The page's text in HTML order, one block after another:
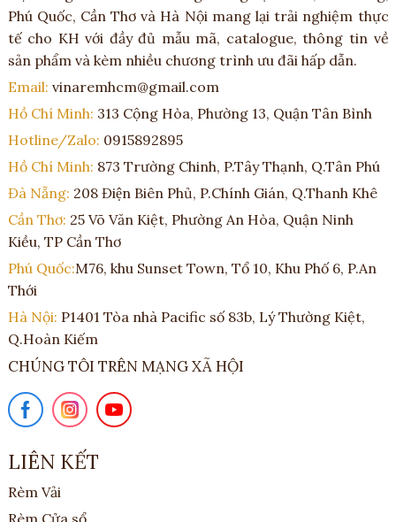
Phú Quốc, Cần Thơ và Hà Nội mang lại trải nghiệm thực
tế cho KH với đầy đủ mẫu mã, catalogue, thông tin về
sản phẩm và kèm nhiều chương trình ưu đãi hấp dẫn.
Email: vinaremhcm@gmail.com
Hồ Chí Minh: 313 Cộng Hòa, Phường 13, Quận Tân Bình
Hotline/Zalo: 0915892895
Hồ Chí Minh: 873 Trường Chinh, P.Tây Thạnh, Q.Tân Phú
Đà Nẵng: 208 Điện Biên Phủ, P.Chính Gián, Q.Thanh Khê
Cần Thơ: 25 Võ Văn Kiệt, Phường An Hòa, Quận Ninh
Kiều, TP Cần Thơ
Phú Quốc:M76, khu Sunset Town, Tổ 10, Khu Phố 6, P.An
Thới
Hà Nội: P1401 Tòa nhà Pacific số 83b, Lý Thường Kiệt,
Q.Hoàn Kiếm
CHÚNG TÔI TRÊN MẠNG XÃ HỘI
LIÊN KẾT
Rèm Vải